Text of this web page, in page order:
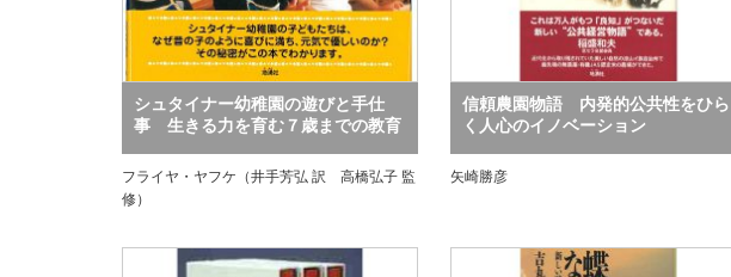
シュタイナー幼稚園の遊びと手仕
事 生きる力を育む７歳までの教育
フライヤ・ヤフケ（井手芳弘 訳 高橋弘子 監
修）
信頼農園物語 内発的公共性をひら
く人心のイノベーション
矢崎勝彦